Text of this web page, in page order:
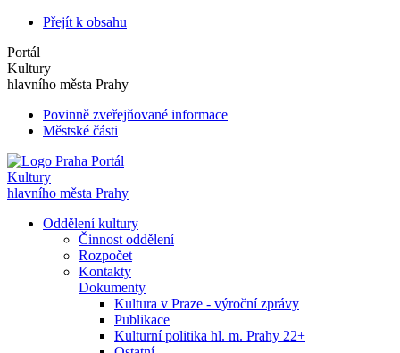
Přejít k obsahu
Portál
Kultury
hlavního města Prahy
Povinně zveřejňované informace
Městské části
Portál
Kultury
hlavního města Prahy
Oddělení kultury
Činnost oddělení
Rozpočet
Kontakty
Dokumenty
Kultura v Praze - výroční zprávy
Publikace
Kulturní politika hl. m. Prahy 22+